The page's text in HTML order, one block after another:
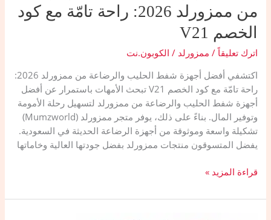
من ممزورلد 2026: راحة تامّة مع كود
الخصم V21
اترك تعليقاً / ممزورلد / الكوبون.نت
اكتشفي أفضل أجهزة شفط الحليب والرضاعة من ممزورلد 2026:
راحة تامّة مع كود الخصم V21 ​تبحث الأمهات باستمرار عن أفضل
أجهزة شفط الحليب والرضاعة من ممزورلد لتسهيل رحلة الأمومة
وتوفير المال. بناءً على ذلك، يوفر متجر ممزورلد (Mumzworld)
تشكيلة واسعة وموثوقة من أجهزة الرضاعة الحديثة في السعودية.
يفضل المتسوقون منتجات ممزورلد بفضل جودتها العالية وخاماتها
أفضل
شفط
قراءة المزيد »